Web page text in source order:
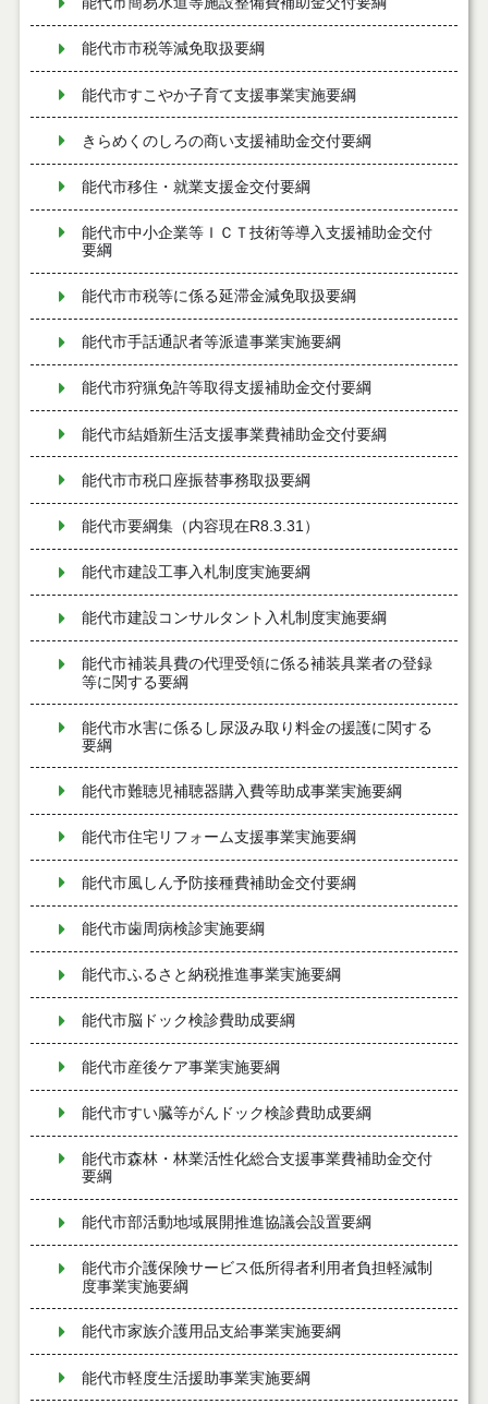
能代市市税等減免取扱要綱
能代市すこやか子育て支援事業実施要綱
きらめくのしろの商い支援補助金交付要綱
能代市移住・就業支援金交付要綱
能代市中小企業等ＩＣＴ技術等導入支援補助金交付
要綱
能代市市税等に係る延滞金減免取扱要綱
能代市手話通訳者等派遣事業実施要綱
能代市狩猟免許等取得支援補助金交付要綱
能代市結婚新生活支援事業費補助金交付要綱
能代市市税口座振替事務取扱要綱
能代市要綱集（内容現在R8.3.31）
能代市建設工事入札制度実施要綱
能代市建設コンサルタント入札制度実施要綱
能代市補装具費の代理受領に係る補装具業者の登録
等に関する要綱
能代市水害に係るし尿汲み取り料金の援護に関する
要綱
能代市難聴児補聴器購入費等助成事業実施要綱
能代市住宅リフォーム支援事業実施要綱
能代市風しん予防接種費補助金交付要綱
能代市歯周病検診実施要綱
能代市ふるさと納税推進事業実施要綱
能代市脳ドック検診費助成要綱
能代市産後ケア事業実施要綱
能代市すい臓等がんドック検診費助成要綱
能代市森林・林業活性化総合支援事業費補助金交付
要綱
能代市部活動地域展開推進協議会設置要綱
能代市介護保険サービス低所得者利用者負担軽減制
度事業実施要綱
能代市家族介護用品支給事業実施要綱
能代市軽度生活援助事業実施要綱